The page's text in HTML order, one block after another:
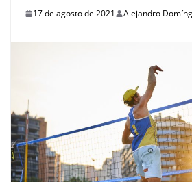
17 de agosto de 2021 Alejandro